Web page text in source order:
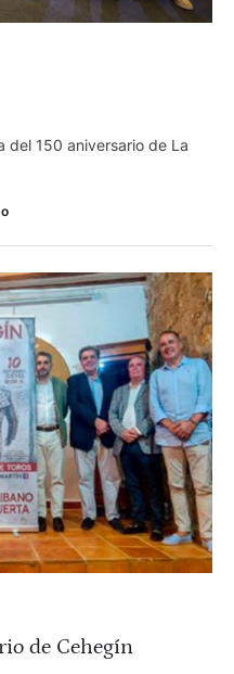
Cristian Pérez y
del 150 aniversario de La
de Cehegín